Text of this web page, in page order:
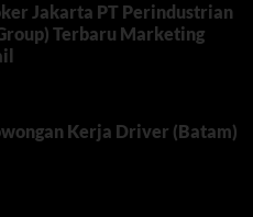
Jakarta PT Perindustrian
Terbaru Marketing
Kerja Driver (Batam)